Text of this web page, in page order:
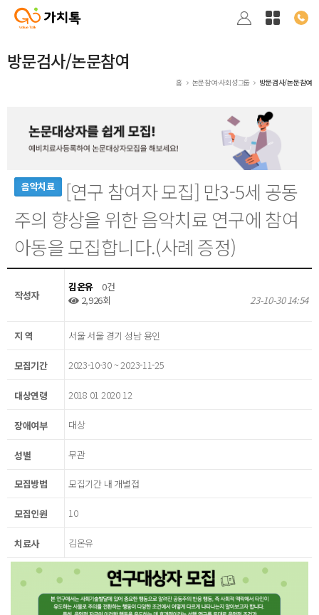
방문검사/논문참여
홈 논문참여·사회성그룹 방문검사/논문참여
음악치료
[연구 참여자 모집] 만3-5세 공동
주의 향상을 위한 음악치료 연구에 참여
아동을 모집합니다.(사례 증정)
작성자
김온유
0건
2,926회
23-10-30 14:54
지 역 서울 서울 경기 성남 용인
모집기간 2023-10-30 ~ 2023-11-25
대상연령 2018 01 2020 12
장애여부 대상
성별 무관
모집방법 모집기간 내 개별접
모집인원 10
치료사 김온유